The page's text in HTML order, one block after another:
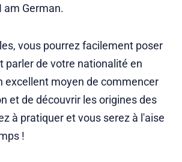
am German.
vous pourrez facilement poser
parler de votre nationalité en
excellent moyen de commencer
et de découvrir les origines des
à pratiquer et vous serez à l'aise
!